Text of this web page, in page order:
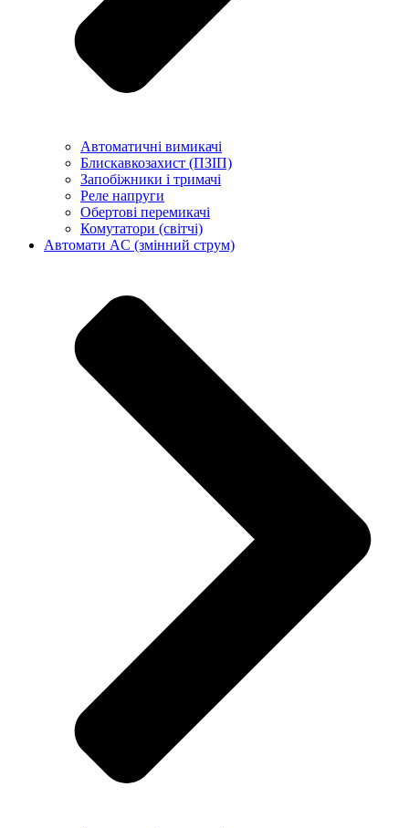
Автоматичні вимикачі
Блискавкозахист (ПЗІП)
Запобіжники і тримачі
Реле напруги
Обертові перемикачі
Комутатори (світчі)
Автомати AC (змінний струм)